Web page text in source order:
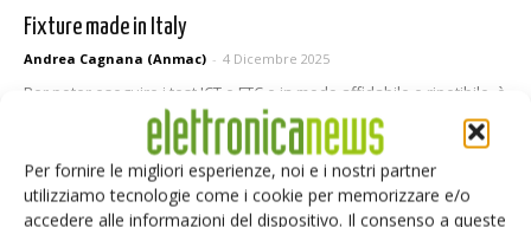
Per fornire le migliori esperienze, noi e i nostri partner
utilizziamo tecnologie come i cookie per memorizzare e/o
accedere alle informazioni del dispositivo. Il consenso a queste
Fixture made in Italy
Andrea Cagnana (Anmac) - 4 Dicembre 2025
Per poter eseguire i test ICT e FTC e in modo affidabile e ripetibile, è
necessario disporre di un’interfaccia meccanica ed elettrica, la
fixture, tra il sistema di test e il DUT